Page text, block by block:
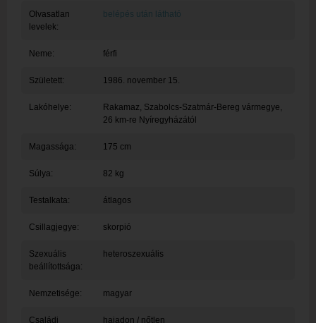
Olvasatlan
levelek:
belépés után látható
Neme: férfi
Született: 1986. november 15.
Lakóhelye: Rakamaz, Szabolcs-Szatmár-Bereg vármegye,
26 km-re Nyíregyházától
Magassága: 175 cm
Súlya: 82 kg
Testalkata: átlagos
Csillagjegye: skorpió
Szexuális
beállítottsága:
heteroszexuális
Nemzetisége: magyar
Családi
hajadon / nőtlen